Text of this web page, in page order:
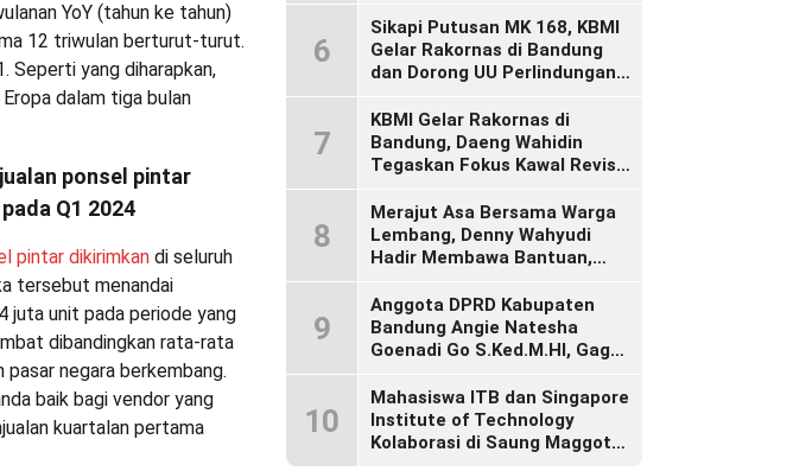
YoY (tahun ke tahun)
12 triwulan berturut-turut.
Seperti yang diharapkan,
dalam tiga bulan
ponsel pintar
Q1 2024
pintar dikirimkan di seluruh
tersebut menandai
juta unit pada periode yang
dibandingkan rata-rata
negara berkembang.
baik bagi vendor yang
kuartalan pertama
6
Sikapi Putusan MK 168, KBMI
Gelar Rakornas di Bandung
dan Dorong UU Perlindungan
7
KBMI Gelar Rakornas di
Bandung, Daeng Wahidin
Tegaskan Fokus Kawal Revisi
8
Merajut Asa Bersama Warga
Lembang, Denny Wahyudi
Hadir Membawa Bantuan,
Menyalakan Semangat
Generasi Muda
9
Anggota DPRD Kabupaten
Bandung Angie Natesha
Goenadi Go S.Ked.M.HI, Gagas
Lewat Agenda Senam Pagi
10
Mahasiswa ITB dan Singapore
Institute of Technology
Kolaborasi di Saung Maggot